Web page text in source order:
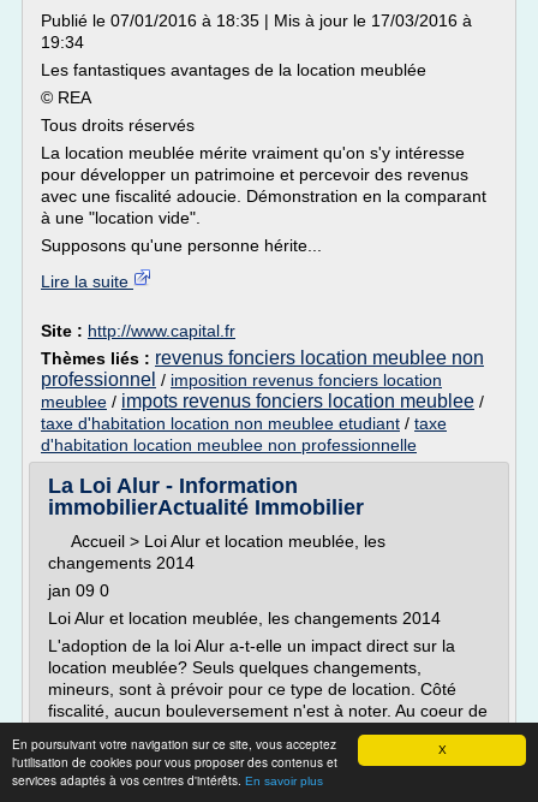
X
En poursuivant votre navigation sur ce site, vous acceptez
l'utilisation de cookies pour vous proposer des contenus et
services adaptés à vos centres d'intérêts. En savoir plus
Publié le 07/01/2016 à 18:35 | Mis à jour le 17/03/2016 à
19:34
Les fantastiques avantages de la location meublée
© REA
Tous droits réservés
La location meublée mérite vraiment qu'on s'y intéresse
pour développer un patrimoine et percevoir des revenus
avec une fiscalité adoucie. Démonstration en la comparant
à une "location vide".
Supposons qu'une personne hérite...
Lire la suite
Site : http://www.capital.fr
Thèmes liés : revenus fonciers location meublee non
professionnel / imposition revenus fonciers location
meublee / impots revenus fonciers location meublee /
taxe d'habitation location non meublee etudiant / taxe
d'habitation location meublee non professionnelle
La Loi Alur - Information
immobilierActualité Immobilier
Accueil > Loi Alur et location meublée, les
changements 2014
jan 09 0
Loi Alur et location meublée, les changements 2014
L'adoption de la loi Alur a-t-elle un impact direct sur la
location meublée? Seuls quelques changements,
mineurs, sont à prévoir pour ce type de location. Côté
fiscalité, aucun bouleversement n'est à noter. Au coeur de
l' information immobilier, Info Immo se penche sur la loi
Alur et la location meublée.
Loi Alur : le bail d'une location meublée